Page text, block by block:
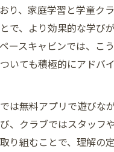
り、家庭学習と学童ク
で、より効果的な学び
ースキャビンでは、こ
いても積極的にアドバ
は無料アプリで遊びな
、クラブではスタッフ
り組むことで、理解の